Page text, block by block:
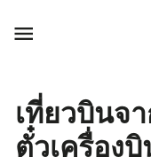

เที่ยวบินจ
ตั๋วเครื่อง